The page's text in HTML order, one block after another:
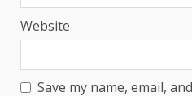
Website
Save my name, email,